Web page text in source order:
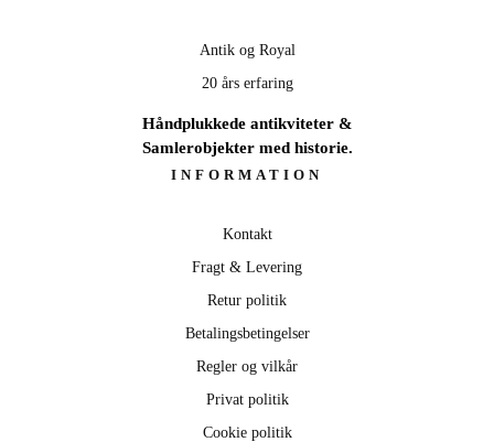
Antik og Royal
20 års erfaring
Håndplukkede antikviteter &
Samlerobjekter med historie.
INFORMATION
Kontakt
Fragt & Levering
Retur politik
Betalingsbetingelser
Regler og vilkår
Privat politik
Cookie politik